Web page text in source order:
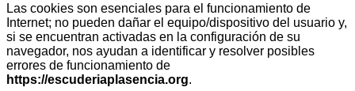
Las cookies son esenciales para el funcionamiento de
Internet; no pueden dañar el equipo/dispositivo del usuario y,
si se encuentran activadas en la configuración de su
navegador, nos ayudan a identificar y resolver posibles
errores de funcionamiento de
https://escuderiaplasencia.org.